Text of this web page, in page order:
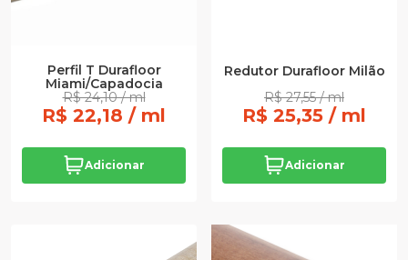
Perfil T Durafloor
Miami/Capadocia
R$ 24,10 / ml
R$ 22,18 / ml
Adicionar
Redutor Durafloor Milão
R$ 27,55 / ml
R$ 25,35 / ml
Adicionar